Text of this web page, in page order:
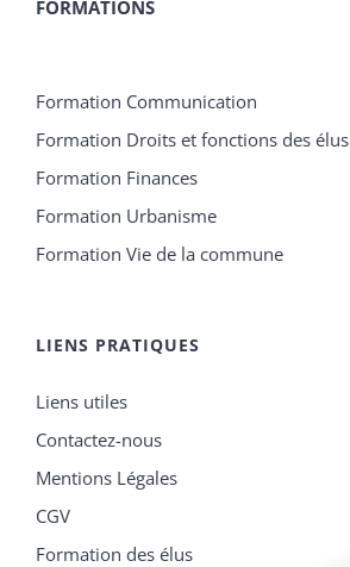
FORMATIONS
Formation Communication
Formation Droits et fonctions des élus
Formation Finances
Formation Urbanisme
Formation Vie de la commune
LIENS PRATIQUES
Liens utiles
Contactez-nous
Mentions Légales
CGV
Formation des élus